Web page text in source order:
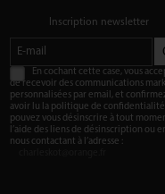
Inscription newsletter
En cochant cette case, vous
de recevoir des communications
personnalisées par email, et
avoir lu la politique de
pouvez vous désinscrire à tout
l’aide des liens de désinscription ou
nous contactant à l’adresse :